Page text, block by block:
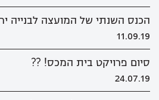
הכנס השנתי של המועצה לבנייה
11.09.19
סיום פרויקט בית המכס! ??
24.07.19